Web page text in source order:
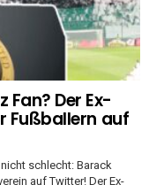
Der Ex-
Fußballern auf
schlecht: Barack
auf Twitter! Der Ex-